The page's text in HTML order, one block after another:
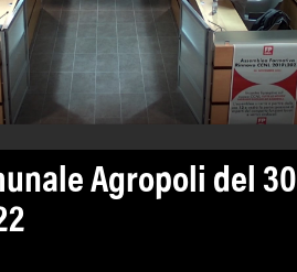
Agropoli del 30